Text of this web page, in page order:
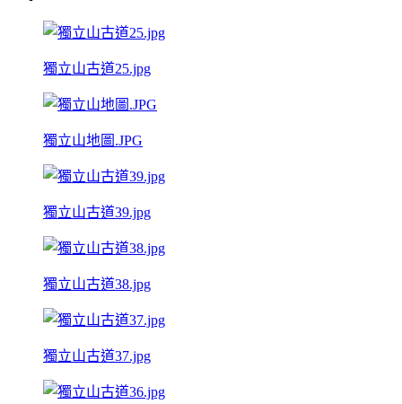
獨立山古道25.jpg
獨立山地圖.JPG
獨立山古道39.jpg
獨立山古道38.jpg
獨立山古道37.jpg